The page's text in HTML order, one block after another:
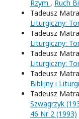
Rzym , Ruch
Tadeusz
Liturgiczny:
Tadeusz
Liturgiczny:
Tadeusz
Liturgiczny:
Tadeusz
Biblijny i
Tadeusz
Szwagrzyk
46 Nr 2 (1993)